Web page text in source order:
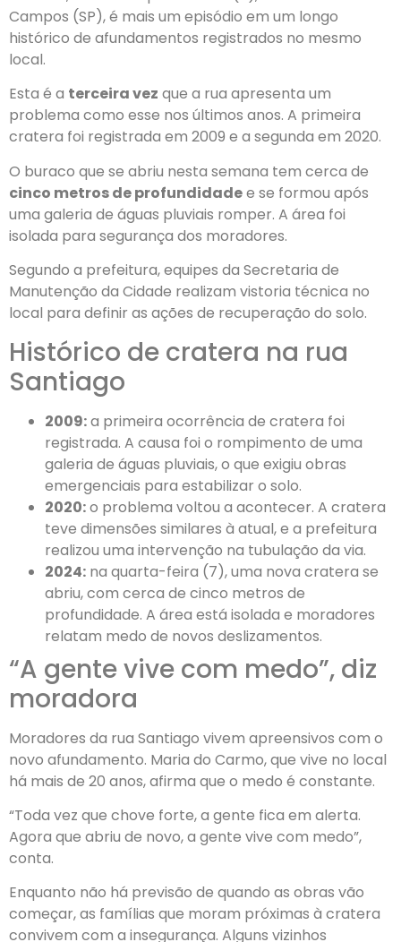
Campos (SP), é mais um episódio em um longo
histórico de afundamentos registrados no mesmo
local.
Esta é a terceira vez que a rua apresenta um
problema como esse nos últimos anos. A primeira
cratera foi registrada em 2009 e a segunda em 2020.
O buraco que se abriu nesta semana tem cerca de
cinco metros de profundidadee se formou após
uma galeria de águas pluviais romper. A área foi
isolada para segurança dos moradores.
Segundo a prefeitura, equipes da Secretaria de
Manutenção da Cidade realizam vistoria técnica no
local para definir as ações de recuperação do solo.
Histórico de cratera na rua
Santiago
2009:a primeira ocorrência de cratera foi
registrada. A causa foi o rompimento de uma
galeria de águas pluviais, o que exigiu obras
emergenciais para estabilizar o solo.
2020:o problema voltou a acontecer. A cratera
teve dimensões similares à atual, e a prefeitura
realizou uma intervenção na tubulação da via.
2024: na quarta-feira (7), uma nova cratera se
abriu, com cerca de cinco metros de
profundidade. A área está isolada e moradores
relatam medo de novos deslizamentos.
“A gente vive com medo”, diz
moradora
Moradores da rua Santiago vivem apreensivos com o
novo afundamento. Maria do Carmo, que vive no local
há mais de 20 anos, afirma que o medo é constante.
“Toda vez que chove forte, a gente fica em alerta.
Agora que abriu de novo, a gente vive com medo”,
conta.
Enquanto não há previsão de quando as obras vão
começar, as famílias que moram próximas à cratera
convivem com a insegurança. Alguns vizinhos